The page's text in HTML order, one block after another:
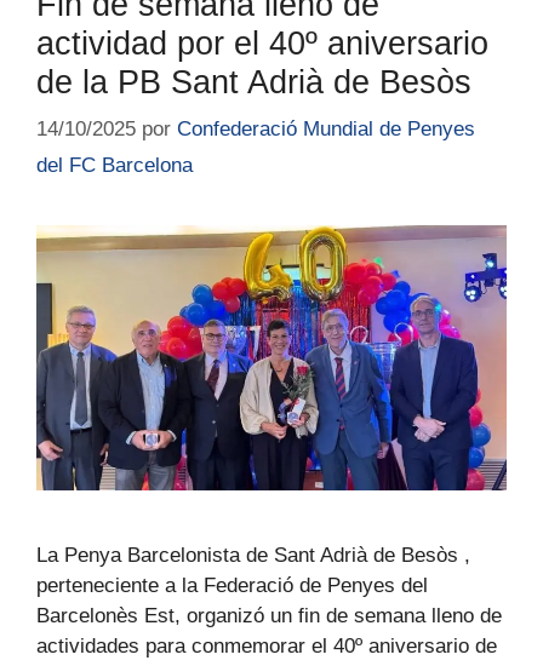
actividad por el 40º aniversario
de la PB Sant Adrià de Besòs
14/10/2025 por Confederació Mundial de Penyes
del FC Barcelona
La Penya Barcelonista de Sant Adrià de Besòs ,
perteneciente a la Federació de Penyes del
Barcelonès Est, organizó un fin de semana lleno de
actividades para conmemorar el 40º aniversario de